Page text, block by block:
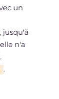
un
jusqu'à
n'a
.